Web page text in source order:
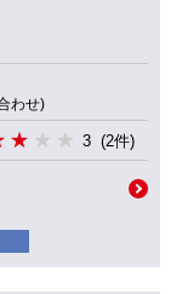
わせ)
3 (2件)